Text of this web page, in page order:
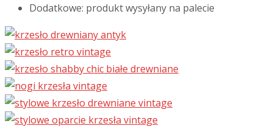
Dodatkowe: produkt wysyłany na palecie